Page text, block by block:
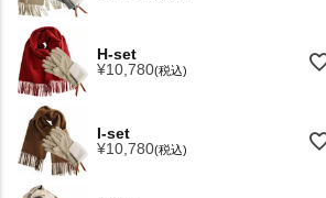
H-set
¥10,780 税込
I-set
¥10,780 税込